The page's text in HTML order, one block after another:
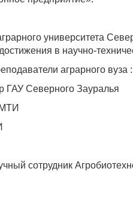
университета
в научно-
аграрного вуза :
Северного Зауралья
сотрудник